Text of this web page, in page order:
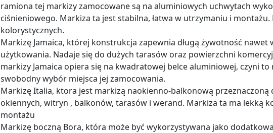
ramiona tej markizy zamocowane są na aluminiowych uchwytach
ciśnieniowego. Markiza ta jest stabilna, łatwa w utrzymaniu i
kolorystycznych.
Markizę Jamaica, której konstrukcja zapewnia długą żywotność
użytkowania. Nadaje się do dużych tarasów oraz powierzchni
markizy Jamaica opiera się na kwadratowej belce aluminiowej, czyni
swobodny wybór miejsca jej zamocowania.
Markizę Italia, ktora jest markizą naokienno-balkonową przeznaczoną
okiennych, witryn , balkonów, tarasów i werand. Markiza ta ma lekką
montażu
Markizę boczną Bora, która może być wykorzystywana jako